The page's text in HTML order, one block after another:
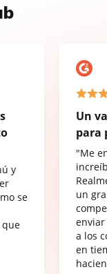
y
se
que
Un
para
"Me
un
a los
en